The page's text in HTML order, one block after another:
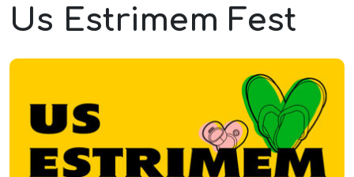
Us Estrimem Fest